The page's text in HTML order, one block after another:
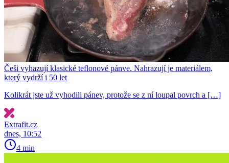
Češi vyhazují klasické teflonové pánve. Nahrazují je materiálem,
který vydrží i 50 let
Kolikrát jste už vyhodili pánev, protože se z ní loupal povrch a […]
Extrafit.cz
dnes, 10:52
4 min